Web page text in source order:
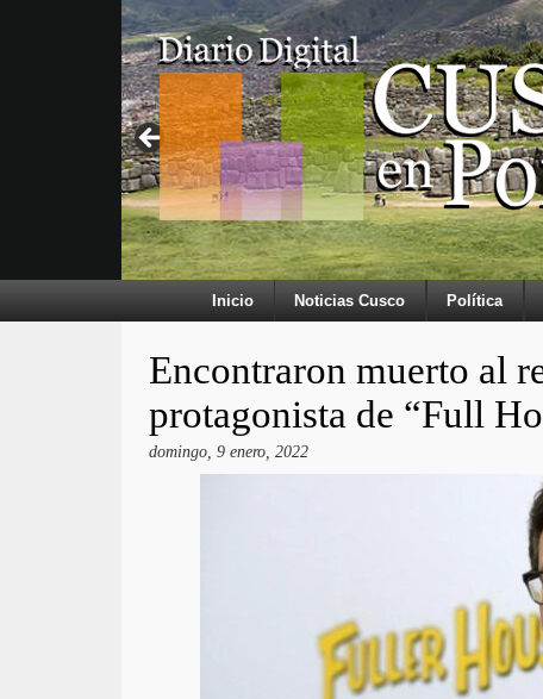
Inicio Noticias Cusco Política
Encontraron muerto al
protagonista de “Full
domingo, 9 enero, 2022